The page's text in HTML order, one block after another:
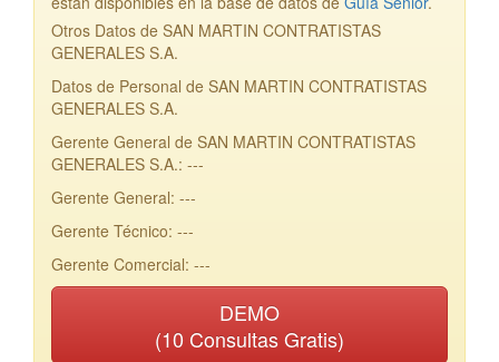
Otros Datos de SAN MARTIN CONTRATISTAS
GENERALES S.A.
Datos de Personal de SAN MARTIN CONTRATISTAS
GENERALES S.A.
Gerente General de SAN MARTIN CONTRATISTAS
GENERALES S.A.: ---
Gerente General: ---
Gerente Técnico: ---
Gerente Comercial: ---
DEMO
(10 Consultas Gratis)